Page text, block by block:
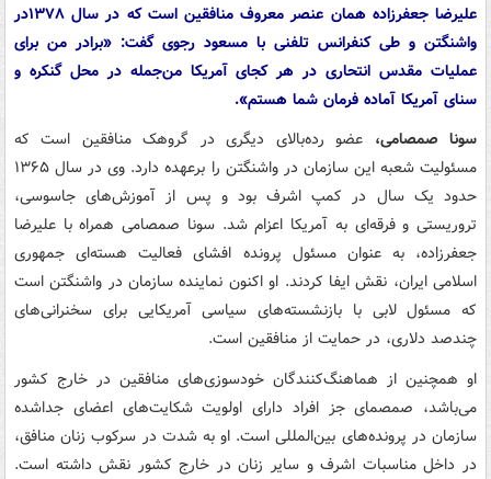
علیرضا جعفرزاده همان عنصر معروف منافقین است که در سال ۱۳۷۸در
واشنگتن و طی کنفرانس تلفنی با مسعود رجوی گفت: «برادر من برای
عملیات مقدس انتحاری در هر کجای آمریکا من‌جمله در محل گنکره و
سنای آمریکا آماده فرمان شما هستم».
سونا صمصامی، عضو رده‌بالای دیگری در گروهک منافقین است که
مسئولیت شعبه این سازمان در واشنگتن را برعهده دارد. وی در سال ۱۳۶۵
حدود یک سال در کمپ اشرف بود و پس از آموزش‌های جاسوسی،
تروریستی و فرقه‌ای به آمریکا اعزام شد. سونا صمصامی همراه با علیرضا
جعفرزاده، به عنوان مسئول پرونده افشای فعالیت هسته‌ای جمهوری
اسلامی ایران، نقش ایفا کردند. او اکنون نماینده سازمان در واشنگتن است
که مسئول لابی با بازنشسته‌های سیاسی آمریکایی برای سخنرانی‌های
چندصد دلاری، در حمایت از منافقین است.
او همچنین از هماهنگ‌کنندگان خودسوزی‌های منافقین در خارج کشور
می‌باشد، صمصمای جز افراد دارای اولویت شکایت‌های اعضای جداشده
سازمان در پرونده‌های بین‌المللی است. او به شدت در سرکوب زنان منافق،
در داخل مناسبات اشرف و سایر زنان در خارج کشور نقش داشته است.